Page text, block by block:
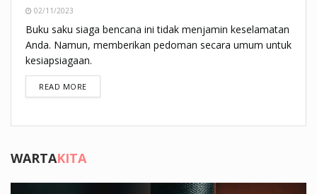
02/11/2023
Buku saku siaga bencana ini tidak menjamin keselamatan
Anda. Namun, memberikan pedoman secara umum untuk
kesiapsiagaan.
READ MOREDETAILS
WARTAKITA